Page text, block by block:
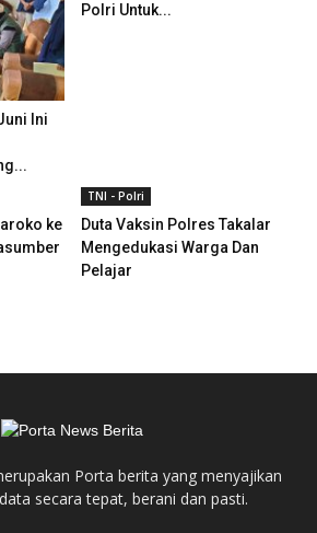
Ini
Polri Untuk...
ke
TNI - Polri
Duta Vaksin Polres Takalar
Mengedukasi Warga Dan
Pelajar
Porta berita yang menyajikan
secara tepat, berani dan pasti.